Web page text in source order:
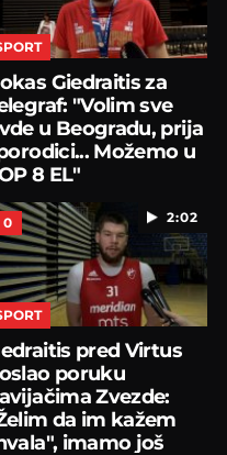
Giedraitis za
"Volim sve
u Beogradu, prija
Možemo u
8 EL"
2:02
0
pred Virtus
poruku
Zvezde:
da im kažem
imamo još